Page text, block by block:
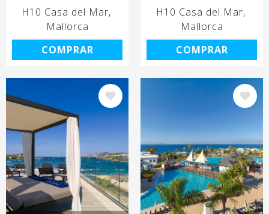
H10 Casa del Mar
Mallorca
COMPRAR
H10 Casa del Mar
Mallorca
COMPRAR
Image Image